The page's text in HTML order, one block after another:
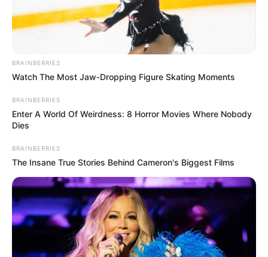
BRAINBERRIES
Watch The Most Jaw‑Dropping Figure Skating Moments
BRAINBERRIES
Enter A World Of Weirdness: 8 Horror Movies Where Nobody
Dies
BRAINBERRIES
The Insane True Stories Behind Cameron's Biggest Films